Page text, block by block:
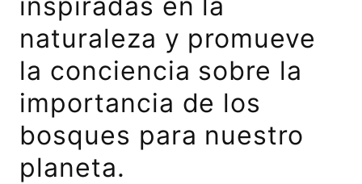
naturaleza y promueve
la conciencia sobre la
importancia de los
bosques para nuestro
planeta.